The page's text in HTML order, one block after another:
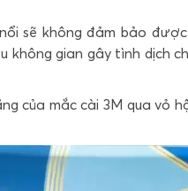
sẽ không đảm bảo
không gian gây tình dịch
của mắc cài 3M qua vỏ